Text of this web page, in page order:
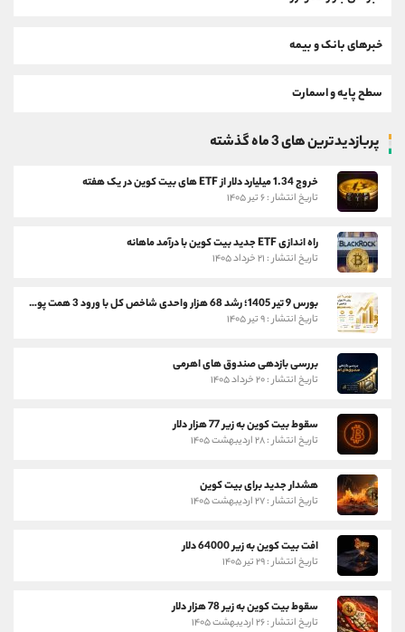
خبرهای بانک و بیمه
سطح پایه و اسمارت
پربازدیدترین های 3 ماه گذشته
خروج 1.34 میلیارد دلار از ETF های بیت کوین در یک هفته
تاریخ انتشار : ۶ تیر ۱۴۰۵
راه اندازی ETF جدید بیت کوین با درآمد ماهانه
تاریخ انتشار : ۲۱ خرداد ۱۴۰۵
بورس 9 تیر 1405؛ رشد 68 هزار واحدی شاخص کل با ورود 3 همت پول حقیقی
تاریخ انتشار : ۹ تیر ۱۴۰۵
بررسی بازدهی صندوق های اهرمی
تاریخ انتشار : ۲۰ خرداد ۱۴۰۵
سقوط بیت کوین به زیر 77 هزار دلار
تاریخ انتشار : ۲۸ اردیبهشت ۱۴۰۵
هشدار جدید برای بیت کوین
تاریخ انتشار : ۲۷ اردیبهشت ۱۴۰۵
افت بیت کوین به زیر 64000 دلار
تاریخ انتشار : ۲۹ تیر ۱۴۰۵
سقوط بیت کوین به زیر 78 هزار دلار
تاریخ انتشار : ۲۶ اردیبهشت ۱۴۰۵